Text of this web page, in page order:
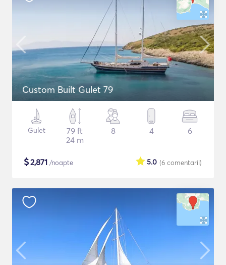
Custom Built Gulet 79
Gulet
79 ft
24 m
8 4 6
$2,871 /noapte (6 comentarii)
5.0